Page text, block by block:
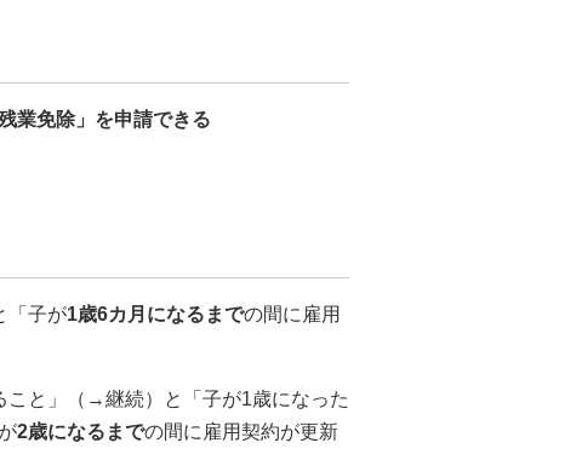
業免除」を申請できる
「子が1歳6カ月になるまでの間に雇用
こと」（→継続）と「子が1歳になった
2歳になるまでの間に雇用契約が更新